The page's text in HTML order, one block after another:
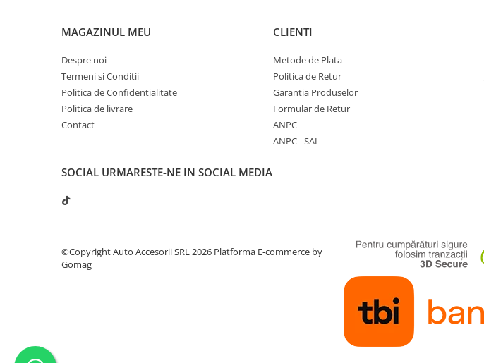
MAGAZINUL MEU
Despre noi
Termeni si Conditii
Politica de Confidentialitate
Politica de livrare
Contact
CLIENTI
Metode de Plata
Politica de Retur
Garantia Produselor
Formular de Retur
ANPC
ANPC - SAL
SOCIAL URMARESTE-NE IN SOCIAL MEDIA
©Copyright Auto Accesorii SRL 2026 Platforma E-commerce by
Gomag